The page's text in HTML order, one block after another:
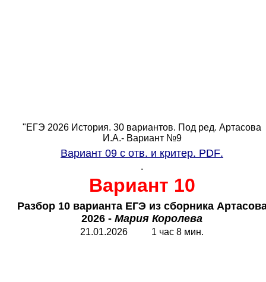
"ЕГЭ 2026 История. 30 вариантов. Под ред. Артасова
И.А.- Вариант №9
Вариант 09 с отв. и критер. PDF.
.
Вариант 10
Разбор 10 варианта ЕГЭ из сборника
2026 - Мария Королева
21.01.2026 1 час 8 мин.